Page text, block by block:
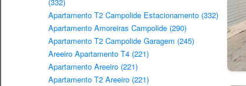
Apartamento T2 Campolide Estacionamento (332)
Apartamento Amoreiras Campolide (290)
Apartamento T2 Campolide Garagem (245)
Areeiro Apartamento T4 (221)
Apartamento Areeiro (221)
Apartamento T2 Areeiro (221)